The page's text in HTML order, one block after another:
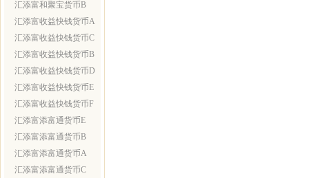
汇添富和聚宝货币B
汇添富收益快钱货币A
汇添富收益快钱货币C
汇添富收益快钱货币B
汇添富收益快钱货币D
汇添富收益快钱货币E
汇添富收益快钱货币F
汇添富添富通货币E
汇添富添富通货币B
汇添富添富通货币A
汇添富添富通货币C